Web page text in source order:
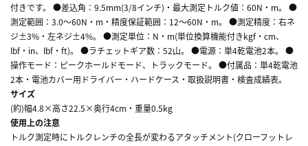
付きです。 ●差込角：9.5mm(3/8インチ)・最大測定トルク値：60N・m。 ●
測定範囲：3.0～60N・m・精度保証範囲：12～60N・m。 ●測定精度：右ネ
ジ±3%・左ネジ±4%。 ●測定単位：N・m(単位換算機能付きkgf・cm、
lbf・in、lbf・ft)。 ●ラチェットギア数：52山。 ●電源：単4乾電池2本。 ●
操作モード：ピークホールドモード、トラックモード。 ●付属品：単4乾電池
2本・電池カバー用ドライバー・ハードケース・取扱説明書・検査成績表。
サイズ
(約)幅4.8×高さ22.5×奥行4cm・重量0.5kg
使用上の注意
トルク測定時にトルクレンチの全長が変わるアタッチメント(クローフットレ